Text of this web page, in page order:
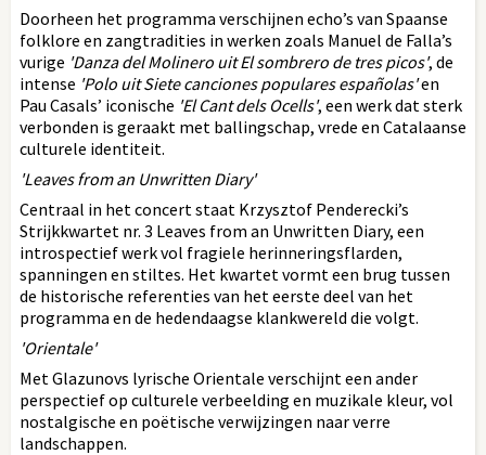
Doorheen het programma verschijnen echo’s van Spaanse
folklore en zangtradities in werken zoals Manuel de Falla’s
vurige 'Danza del Molinero uit El sombrero de tres picos', de
intense 'Polo uit Siete canciones populares españolas'en
Pau Casals’ iconische 'El Cant dels Ocells', een werk dat sterk
verbonden is geraakt met ballingschap, vrede en Catalaanse
culturele identiteit.
'Leaves from an Unwritten Diary'
Centraal in het concert staat Krzysztof Penderecki’s
Strijkkwartet nr. 3 Leaves from an Unwritten Diary, een
introspectief werk vol fragiele herinneringsflarden,
spanningen en stiltes. Het kwartet vormt een brug tussen
de historische referenties van het eerste deel van het
programma en de hedendaagse klankwereld die volgt.
'Orientale'
Met Glazunovs lyrische Orientale verschijnt een ander
perspectief op culturele verbeelding en muzikale kleur, vol
nostalgische en poëtische verwijzingen naar verre
landschappen.